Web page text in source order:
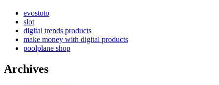
evostoto
slot
digital trends products
make money with digital products
poolplane shop
Archives